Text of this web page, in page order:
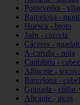
Pontevedra -
Barcelona -
Huesca - broto
Jaén - cazorla
Cáceres -
A-coruña - noia
Cantabria -
Albacete -
Barcelona -
Granada - cúllar-
Alicante - alcoi